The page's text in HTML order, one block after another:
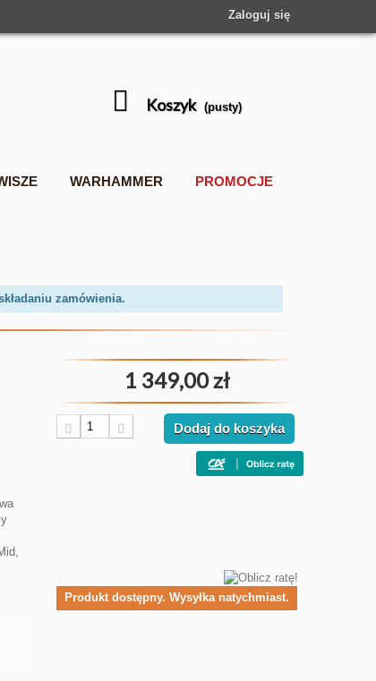
Zaloguj się
Koszyk (pusty)
WARHAMMER PROMOCJE
zamówienia.
1 349,00 zł
Dodaj do koszyka
Produkt dostępny. Wysyłka natychmiast.